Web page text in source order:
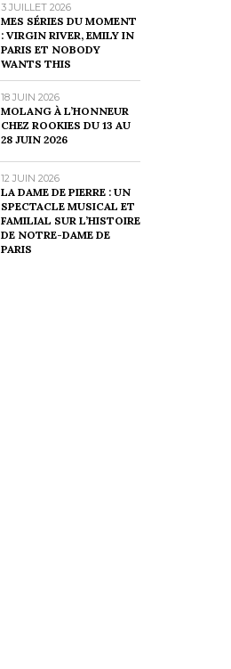
3 JUILLET 2026
MES SÉRIES DU MOMENT
: VIRGIN RIVER, EMILY IN
PARIS ET NOBODY
WANTS THIS
18 JUIN 2026
MOLANG À L’HONNEUR
CHEZ ROOKIES DU 13 AU
28 JUIN 2026
12 JUIN 2026
LA DAME DE PIERRE : UN
SPECTACLE MUSICAL ET
FAMILIAL SUR L’HISTOIRE
DE NOTRE-DAME DE
PARIS